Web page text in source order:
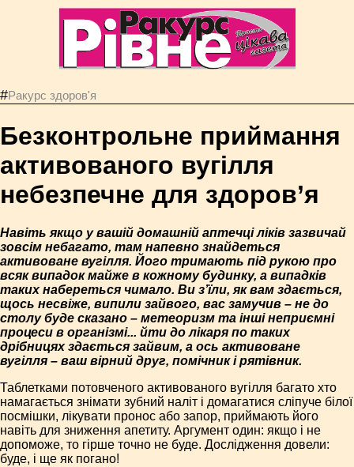
#Ракурс здоров'я
Безконтрольне приймання
активованого вугілля
небезпечне для здоров’я
Навіть якщо у вашій домашній аптечці ліків зазвичай
зовсім небагато, там напевно знайдеться
активоване вугілля. Його тримають під рукою про
всяк випадок майже в кожному будинку, а випадків
таких набереться чимало. Ви з’їли, як вам здається,
щось несвіже, випили зайвого, вас замучив – не до
столу буде сказано – метеоризм та інші неприємні
процеси в організмі... йти до лікаря по таких
дрібницях здається зайвим, а ось активоване
вугілля – ваш вірний друг, помічник і рятівник.
Таблетками потовченого активованого вугілля багато хто
намагається знімати зубний наліт і домагатися сліпуче білої
посмішки, лікувати пронос або запор, приймають його
навіть для зниження апетиту. Аргумент один: якщо і не
допоможе, то гірше точно не буде. Дослідження довели:
буде, і ще як погано!